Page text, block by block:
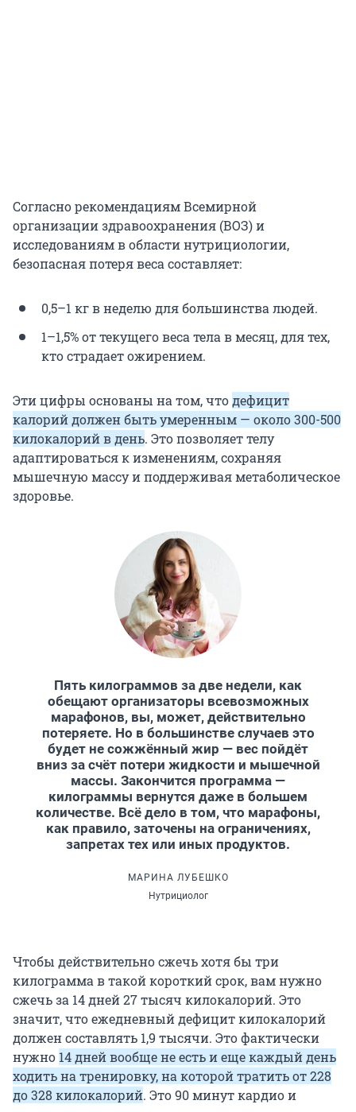
Согласно рекомендациям Всемирной
организации здравоохранения (ВОЗ) и
исследованиям в области нутрициологии,
безопасная потеря веса составляет:
0,5–1 кг в неделю для большинства людей.
1–1,5% от текущего веса тела в месяц, для тех,
кто страдает ожирением.
Эти цифры основаны на том, чтодефицит
калорий должен быть умеренным — около 300-500
килокалорий в день. Это позволяет телу
адаптироваться к изменениям, сохраняя
мышечную массу и поддерживая метаболическое
здоровье.
Пять килограммов за две недели, как
обещают организаторы всевозможных
марафонов, вы, может, действительно
потеряете. Но в большинстве случаев это
будет не сожжённый жир — вес пойдёт
вниз за счёт потери жидкости и мышечной
массы. Закончится программа —
килограммы вернутся даже в большем
количестве. Всё дело в том, что марафоны,
как правило, заточены на ограничениях,
запретах тех или иных продуктов.
МАРИНА ЛУБЕШКО
Нутрициолог
Чтобы действительно сжечь хотя бы три
килограмма в такой короткий срок, вам нужно
сжечь за 14 дней 27 тысяч килокалорий. Это
значит, что ежедневный дефицит килокалорий
должен составлять 1,9 тысячи. Это фактически
нужно 14 дней вообще не есть и еще каждый день
ходить на тренировку, на которой тратить от 228
до 328 килокалорий. Это 90 минут кардио и